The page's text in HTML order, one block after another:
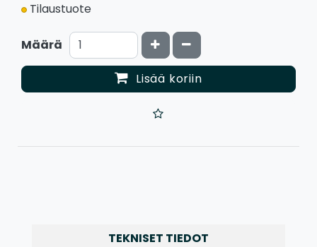
Tilaustuote
Määrä Kasvata määrää
Vähennä määrää
Lisää koriin
TEKNISET TIEDOT